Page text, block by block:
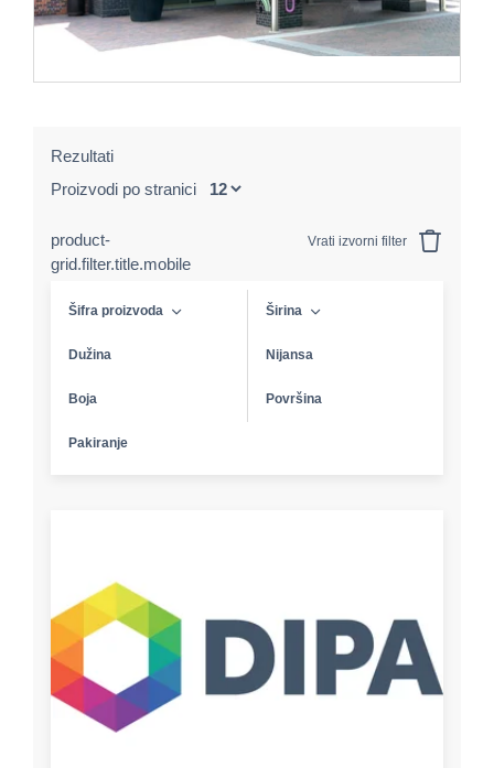
Rezultati
Proizvodi po stranici
product-
grid.filter.title.mobile
Vrati izvorni filter
Šifra proizvoda Širina
Dužina Nijansa
Boja Površina
Pakiranje